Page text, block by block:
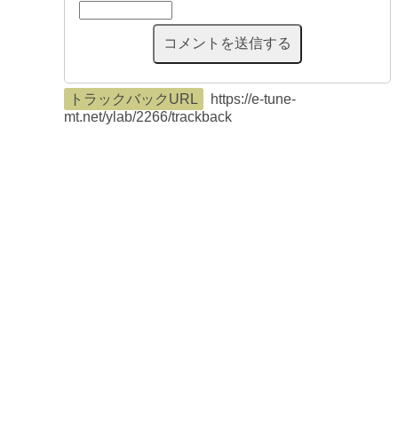
トラックバックURL
https://e-tune-
mt.net/ylab/2266/trackback